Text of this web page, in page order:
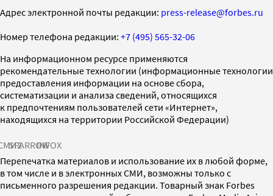
Адрес электронной почты редакции: press-release@forbes.ru
Номер телефона редакции: +7 (495) 565-32-06
На информационном ресурсе применяются
рекомендательные технологии (информационные технологии
предоставления информации на основе сбора,
систематизации и анализа сведений, относящихся
к предпочтениям пользователей сети «Интернет»,
находящихся на территории Российской Федерации)
SPARROWINFOX
Перепечатка материалов и использование их в любой форме,
в том числе и в электронных СМИ, возможны только с
письменного разрешения редакции. Товарный знак Forbes